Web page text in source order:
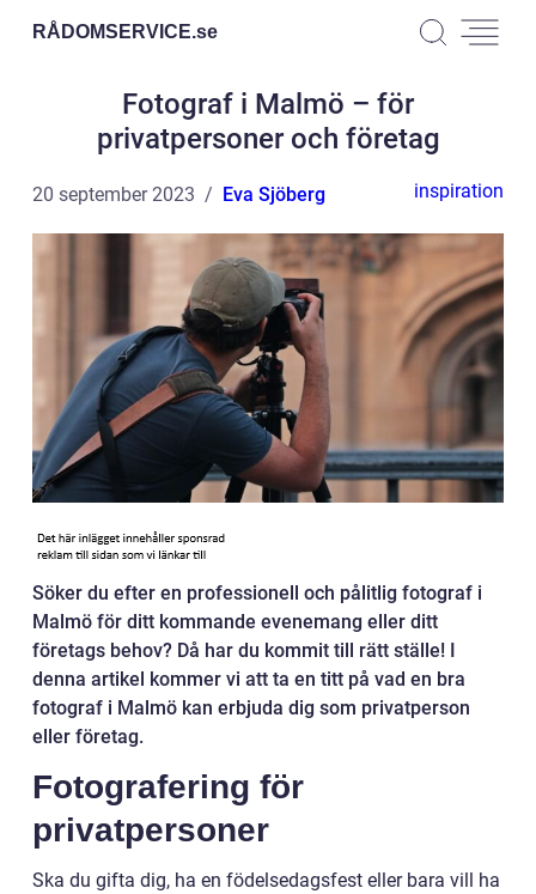
RÅDOMSERVICE.se
Fotograf i Malmö – för
privatpersoner och företag
20 september 2023 Eva Sjöberg inspiration
Söker du efter en professionell och pålitlig fotograf i
Malmö för ditt kommande evenemang eller ditt
företags behov? Då har du kommit till rätt ställe! I
denna artikel kommer vi att ta en titt på vad en bra
fotograf i Malmö kan erbjuda dig som privatperson
eller företag.
Fotografering för
privatpersoner
Ska du gifta dig, ha en födelsedagsfest eller bara vill ha